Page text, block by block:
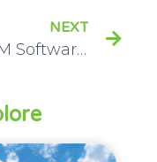
NEXT
5 CRM Software ที่น่าใช้ และให้ประโยชน์กับธุรกิจได้สูงสุด